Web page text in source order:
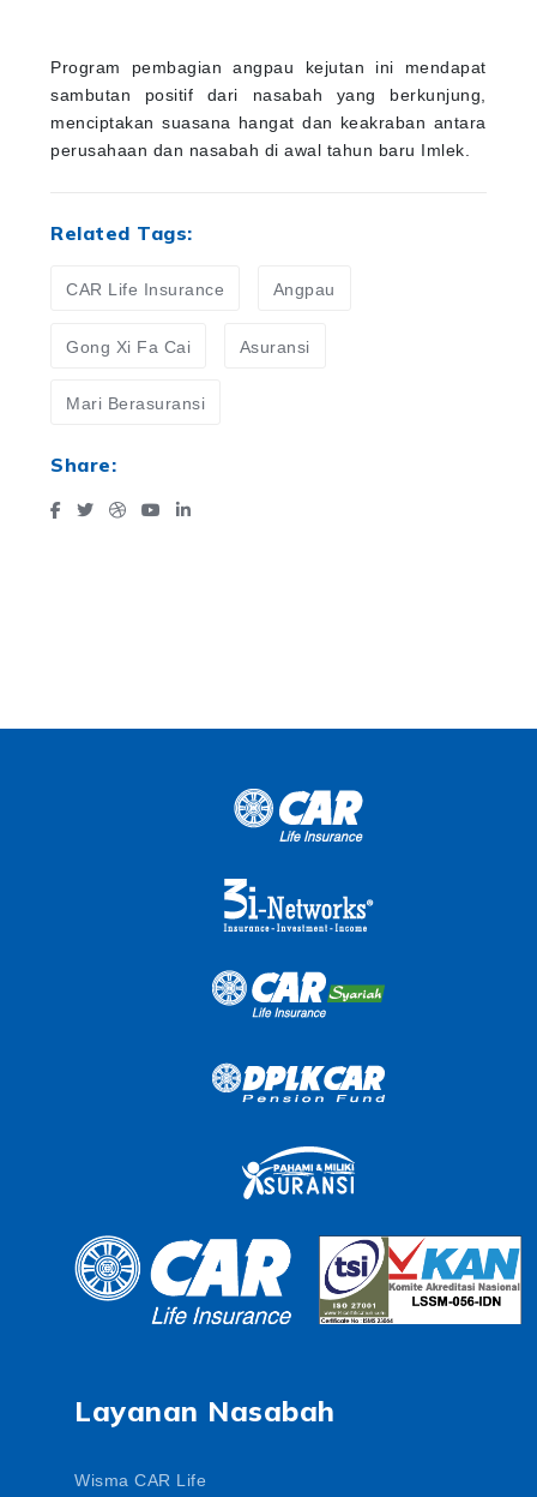
Program pembagian angpau kejutan ini mendapat
sambutan positif dari nasabah yang berkunjung,
menciptakan suasana hangat dan keakraban antara
perusahaan dan nasabah di awal tahun baru Imlek.
Related Tags:
CAR Life Insurance Angpau
Gong Xi Fa Cai Asuransi
Mari Berasuransi
Share:
Layanan Nasabah
Wisma CAR Life